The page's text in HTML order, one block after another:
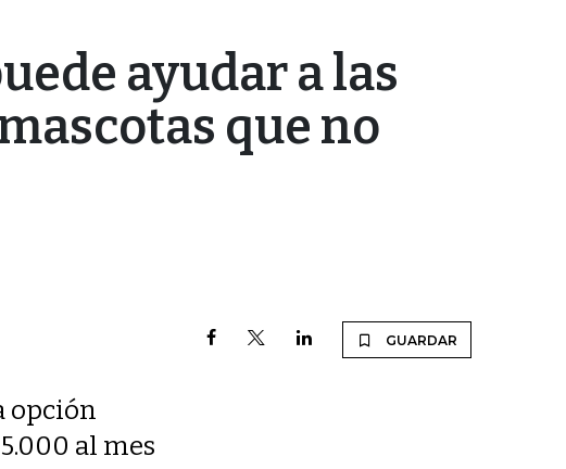
ayudar a las
que no
GUARDAR
opción
al mes